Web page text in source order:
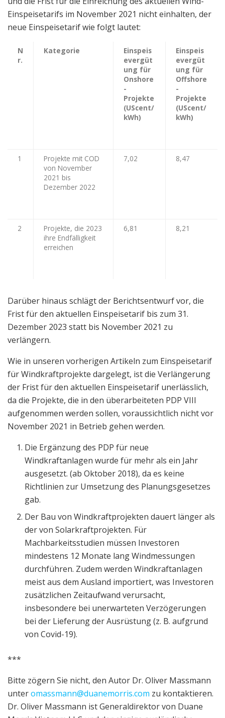
Einspeisetarifs im November 2021 nicht einhalten, der
neue Einspeisetarif wie folgt lautet:
N
r.
Kategorie
Einspeis
evergüt
ung für
Onshore
-
Projekte
(UScent/
kWh)
Einspeis
evergüt
ung für
Offshore
-
Projekte
(UScent/
kWh)
1
Projekte mit COD
von November
2021 bis
Dezember 2022
7,02 8,47
2
Projekte, die 2023
ihre Endfälligkeit
erreichen
6,81 8,21
Darüber hinaus schlägt der Berichtsentwurf vor, die
Frist für den aktuellen Einspeisetarif bis zum 31.
Dezember 2023 statt bis November 2021 zu
verlängern.
Wie in unseren vorherigen Artikeln zum Einspeisetarif
für Windkraftprojekte dargelegt, ist die Verlängerung
der Frist für den aktuellen Einspeisetarif unerlässlich,
da die Projekte, die in den überarbeiteten PDP VIII
aufgenommen werden sollen, voraussichtlich nicht vor
November 2021 in Betrieb gehen werden.
Die Ergänzung des PDP für neue
Windkraftanlagen wurde für mehr als ein Jahr
ausgesetzt. (ab Oktober 2018), da es keine
Richtlinien zur Umsetzung des Planungsgesetzes
gab.
Der Bau von Windkraftprojekten dauert länger als
der von Solarkraftprojekten. Für
Machbarkeitsstudien müssen Investoren
mindestens 12 Monate lang Windmessungen
durchführen. Zudem werden Windkraftanlagen
meist aus dem Ausland importiert, was Investoren
zusätzlichen Zeitaufwand verursacht,
insbesondere bei unerwarteten Verzögerungen
bei der Lieferung der Ausrüstung (z. B. aufgrund
von Covid-19).
***
Bitte zögern Sie nicht, den Autor Dr. Oliver Massmann
unteromassmann@duanemorris.com zu kontaktieren.
Dr. Oliver Massmann ist Generaldirektor von Duane